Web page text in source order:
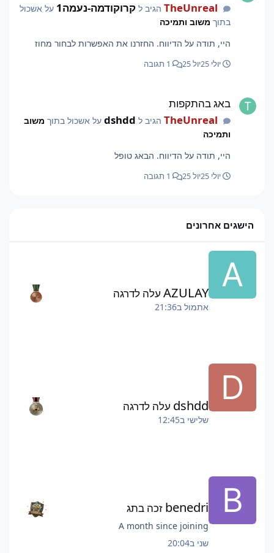
TheUnrealהגיב ל קרוקודמה-נעמה1
על אשכול
בתוך משוב ותמיכה
היי, תודה על הדיווח. החזרנו את האפשרות לבחור מחוז
יולי 25 יול 25
באג בהתקפות
TheUnrealהגיב ל dshddעל אשכול בתוך משוב
ותמיכה
היי, תודה על הדיווח. הבאג טופל
יולי 25 יול 25
הישגים אחרונים
AZULAY עלה לדרגה
אתמול ב21:36
dshdd עלה לדרגה
שלישי ב12:45
benedri זכה בתג
A month since joining
שני ב20:04